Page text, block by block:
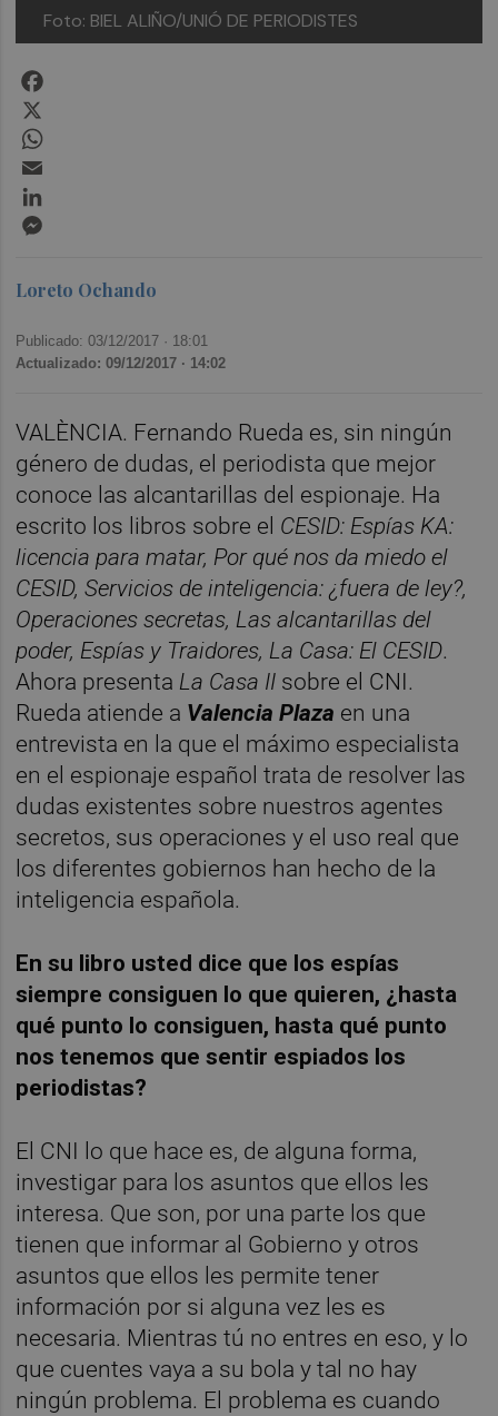
Foto: BIEL ALIÑO/UNIÓ DE PERIODISTES
Loreto Ochando
Publicado: 03/12/2017 · 18:01
Actualizado: 09/12/2017 · 14:02
VALÈNCIA. Fernando Rueda es, sin ningún
género de dudas, el periodista que mejor
conoce las alcantarillas del espionaje. Ha
escrito los libros sobre el CESID: Espías KA:
licencia para matar, Por qué nos da miedo el
CESID, Servicios de inteligencia: ¿fuera de ley?,
Operaciones secretas, Las alcantarillas del
poder, Espías y Traidores, La Casa: El CESID.
Ahora presenta La Casa II sobre el CNI.
Rueda atiende a Valencia Plaza en una
entrevista en la que el máximo especialista
en el espionaje español trata de resolver las
dudas existentes sobre nuestros agentes
secretos, sus operaciones y el uso real que
los diferentes gobiernos han hecho de la
inteligencia española.
En su libro usted dice que los espías
siempre consiguen lo que quieren, ¿hasta
qué punto lo consiguen, hasta qué punto
nos tenemos que sentir espiados los
periodistas?
El CNI lo que hace es, de alguna forma,
investigar para los asuntos que ellos les
interesa. Que son, por una parte los que
tienen que informar al Gobierno y otros
asuntos que ellos les permite tener
información por si alguna vez les es
necesaria. Mientras tú no entres en eso, y lo
que cuentes vaya a su bola y tal no hay
ningún problema. El problema es cuando